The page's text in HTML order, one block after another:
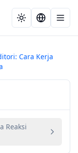
Cara Kerja
Reaksi